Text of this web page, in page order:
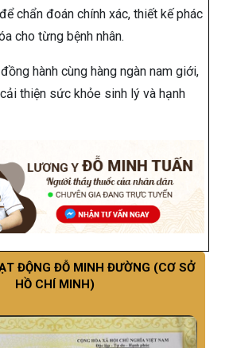
chẩn đoán chính xác, thiết kế phác
cho từng bệnh nhân.
hành cùng hàng ngàn nam giới,
thiện sức khỏe sinh lý và hạnh
ĐỘNG ĐỖ MINH ĐƯỜNG (CƠ SỞ
HỒ CHÍ MINH)